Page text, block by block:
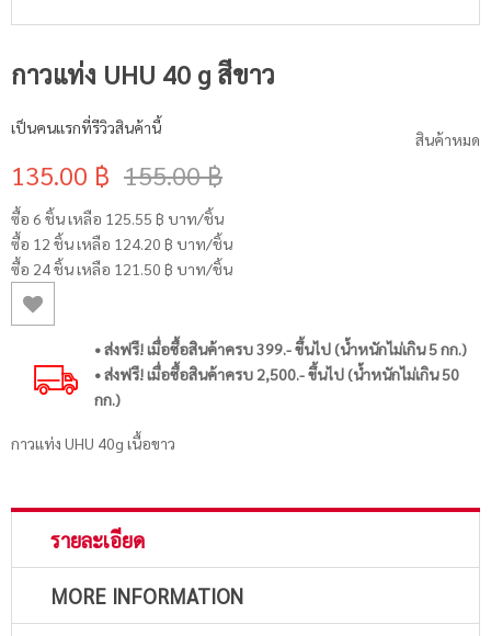
กาวแท่ง UHU 40 g สีขาว
สินค้าหมด
เป็นคนแรกที่รีวิวสินค้านี้
135.00 ฿ 155.00 ฿
ซื้อ 6 ชิ้น เหลือ 125.55 ฿ บาท/ชิ้น
ซื้อ 12 ชิ้น เหลือ 124.20 ฿ บาท/ชิ้น
ซื้อ 24 ชิ้น เหลือ 121.50 ฿ บาท/ชิ้น
• ส่งฟรี! เมื่อซื้อสินค้าครบ 399.- ขึ้นไป (น้ำหนักไม่เกิน 5 กก.)
• ส่งฟรี! เมื่อซื้อสินค้าครบ 2,500.- ขึ้นไป (น้ำหนักไม่เกิน 50
กก.)
กาวแท่ง UHU 40g เนื้อขาว
รายละเอียด
MORE INFORMATION